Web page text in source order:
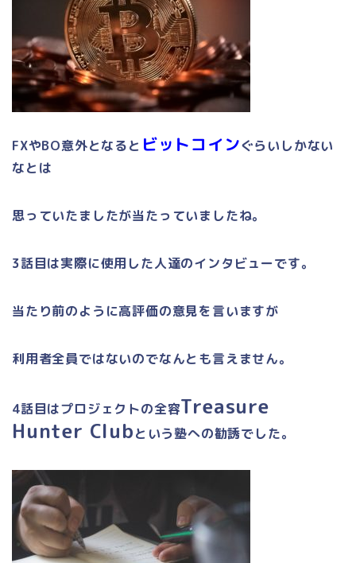
FXやBO意外となると ビットコインぐらいしかない
なとは
思っていたましたが当たっていましたね。
3話目は実際に使用した人達のインタビューです。
当たり前のように高評価の意見を言いますが
利用者全員ではないのでなんとも言えません。
4話目はプロジェクトの全容Treasure
Hunter Clubという塾への勧誘でした。